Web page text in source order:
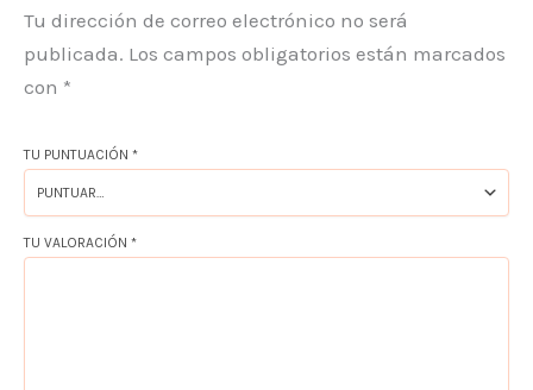
Tu dirección de correo electrónico no será
publicada. Los campos obligatorios están marcados
con *
TU PUNTUACIÓN *
TU VALORACIÓN *